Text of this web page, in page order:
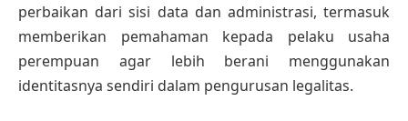
perbaikan dari sisi data dan administrasi, termasuk
memberikan pemahaman kepada pelaku usaha
perempuan agar lebih berani menggunakan
identitasnya sendiri dalam pengurusan legalitas.